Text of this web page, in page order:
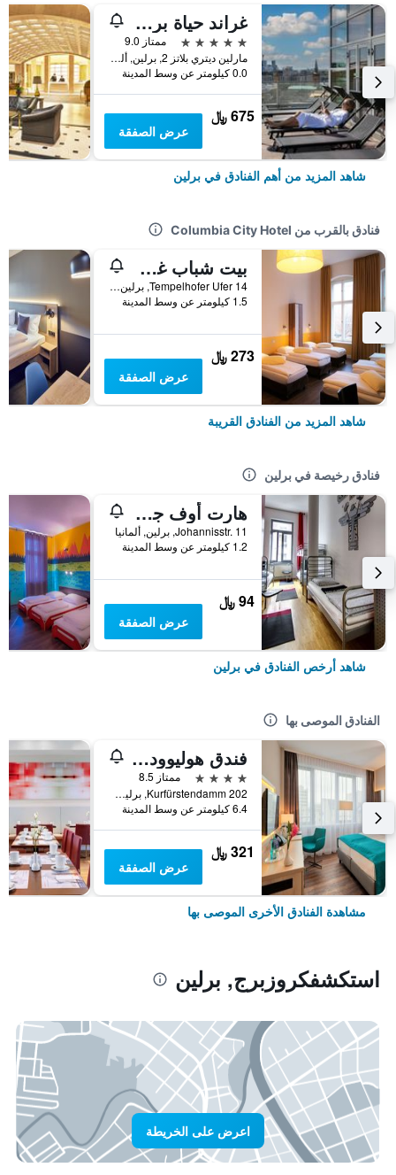
غراند حياة برلين
5 نجوم
ممتاز 9.0
مارلين ديتري بلاتز 2, برلين, ألمانيا
0.0 كيلومتر عن وسط المدينة
675 ﷼
عرض الصفقة
شاهد المزيد من أهم الفنادق في برلين
فنادق بالقرب من Columbia City Hotel
بيت شباب غراند برلين كلاسيك
Tempelhofer Ufer 14, برلين, ألمانيا
1.5 كيلومتر عن وسط المدينة
273 ﷼
عرض الصفقة
شاهد المزيد من الفنادق القريبة
فنادق رخيصة في برلين
هارت أوف جولد هوستل برلين
Johannisstr. 11, برلين, ألمانيا
1.2 كيلومتر عن وسط المدينة
94 ﷼
عرض الصفقة
شاهد أرخص الفنادق في برلين
الفنادق الموصى بها
فندق هوليوود ميديا أم كورفورستيندام
4 نجوم
ممتاز 8.5
Kurfürstendamm 202, برلين, ألمانيا
6.4 كيلومتر عن وسط المدينة
321 ﷼
عرض الصفقة
مشاهدة الفنادق الأخرى الموصى بها
استكشفكروزبرج, برلين
اعرض على الخريطة